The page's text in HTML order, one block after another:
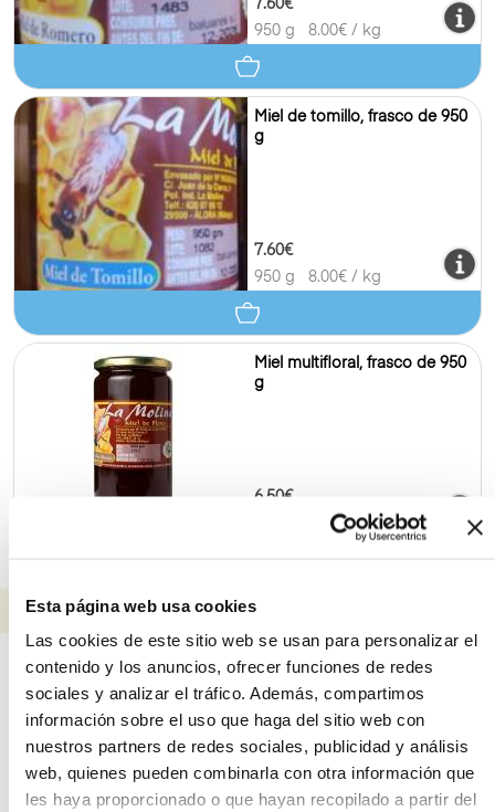
Esta página web usa cookies
Las cookies de este sitio web se usan para personalizar el
contenido y los anuncios, ofrecer funciones de redes
sociales y analizar el tráfico. Además, compartimos
información sobre el uso que haga del sitio web con
nuestros partners de redes sociales, publicidad y análisis
web, quienes pueden combinarla con otra información que
les haya proporcionado o que hayan recopilado a partir del
7.60€
950 g
8.00€ / kg
Miel de tomillo, frasco de 950
g
7.60€
950 g
8.00€ / kg
Miel multifloral, frasco de 950
g
6.50€
6.84 € / kg
Postres y dulces 8
Bizcocho de almendras,
unidad de 570 g aprox.
3.80€